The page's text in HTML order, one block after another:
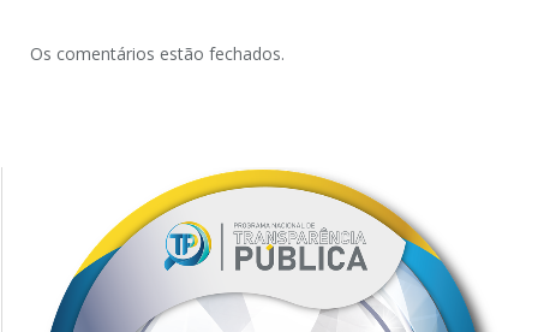
Os comentários estão fechados.